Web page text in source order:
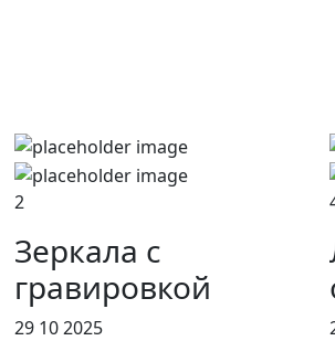
2
Зеркала с
гравировкой
29 10 2025